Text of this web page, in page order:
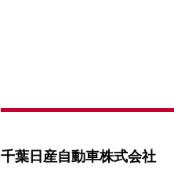
千葉日産自動車株式会社